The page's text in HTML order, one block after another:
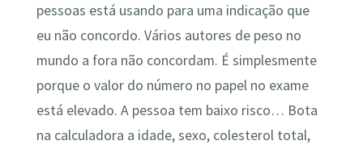
pessoas está usando para uma indicação que
eu não concordo. Vários autores de peso no
mundo a fora não concordam. É simplesmente
porque o valor do número no papel no exame
está elevado. A pessoa tem baixo risco… Bota
na calculadora a idade, sexo, colesterol total,